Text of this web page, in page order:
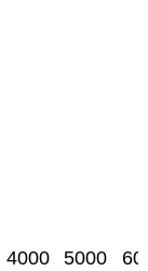
4000 5000